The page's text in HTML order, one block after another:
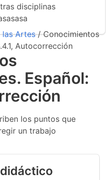
disciplinas
las Artes/ Conocimientos
Autocorrección
Español:
los puntos que
un trabajo